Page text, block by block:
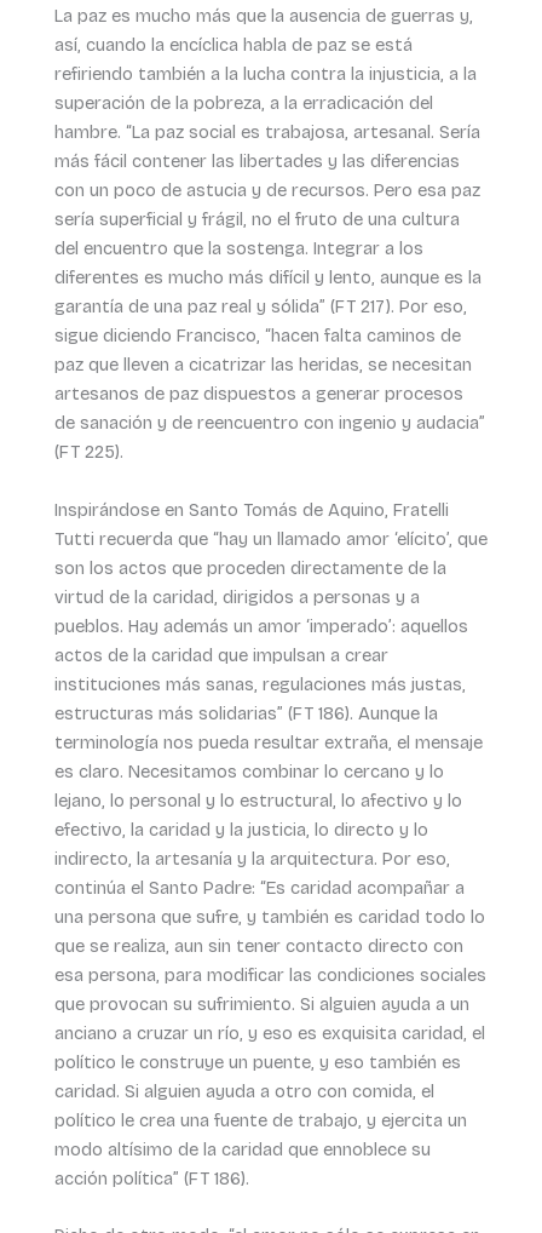
La paz es mucho más que la ausencia de guerras y,
así, cuando la encíclica habla de paz se está
refiriendo también a la lucha contra la injusticia, a la
superación de la pobreza, a la erradicación del
hambre. “La paz social es trabajosa, artesanal. Sería
más fácil contener las libertades y las diferencias
con un poco de astucia y de recursos. Pero esa paz
sería superficial y frágil, no el fruto de una cultura
del encuentro que la sostenga. Integrar a los
diferentes es mucho más difícil y lento, aunque es la
garantía de una paz real y sólida” (FT 217). Por eso,
sigue diciendo Francisco, “hacen falta caminos de
paz que lleven a cicatrizar las heridas, se necesitan
artesanos de paz dispuestos a generar procesos
de sanación y de reencuentro con ingenio y audacia”
(FT 225).
Inspirándose en Santo Tomás de Aquino, Fratelli
Tutti recuerda que “hay un llamado amor ‘elícito’, que
son los actos que proceden directamente de la
virtud de la caridad, dirigidos a personas y a
pueblos. Hay además un amor ‘imperado’: aquellos
actos de la caridad que impulsan a crear
instituciones más sanas, regulaciones más justas,
estructuras más solidarias” (FT 186). Aunque la
terminología nos pueda resultar extraña, el mensaje
es claro. Necesitamos combinar lo cercano y lo
lejano, lo personal y lo estructural, lo afectivo y lo
efectivo, la caridad y la justicia, lo directo y lo
indirecto, la artesanía y la arquitectura. Por eso,
continúa el Santo Padre: “Es caridad acompañar a
una persona que sufre, y también es caridad todo lo
que se realiza, aun sin tener contacto directo con
esa persona, para modificar las condiciones sociales
que provocan su sufrimiento. Si alguien ayuda a un
anciano a cruzar un río, y eso es exquisita caridad, el
político le construye un puente, y eso también es
caridad. Si alguien ayuda a otro con comida, el
político le crea una fuente de trabajo, y ejercita un
modo altísimo de la caridad que ennoblece su
acción política” (FT 186).